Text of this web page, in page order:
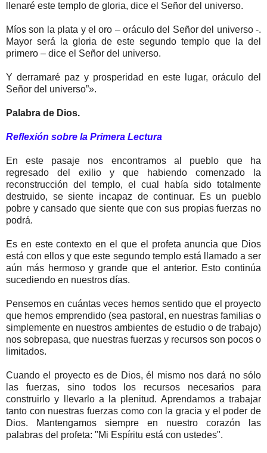
llenaré este templo de gloria, dice el Señor del universo.
Míos son la plata y el oro – oráculo del Señor del universo -.
Mayor será la gloria de este segundo templo que la del
primero – dice el Señor del universo.
Y derramaré paz y prosperidad en este lugar, oráculo del
Señor del universo”».
Palabra de Dios.
Reflexión sobre la Primera Lectura
En este pasaje nos encontramos al pueblo que ha
regresado del exilio y que habiendo comenzado la
reconstrucción del templo, el cual había sido totalmente
destruido, se siente incapaz de continuar. Es un pueblo
pobre y cansado que siente que con sus propias fuerzas no
podrá.
Es en este contexto en el que el profeta anuncia que Dios
está con ellos y que este segundo templo está llamado a ser
aún más hermoso y grande que el anterior. Esto continúa
sucediendo en nuestros días.
Pensemos en cuántas veces hemos sentido que el proyecto
que hemos emprendido (sea pastoral, en nuestras familias o
simplemente en nuestros ambientes de estudio o de trabajo)
nos sobrepasa, que nuestras fuerzas y recursos son pocos o
limitados.
Cuando el proyecto es de Dios, él mismo nos dará no sólo
las fuerzas, sino todos los recursos necesarios para
construirlo y llevarlo a la plenitud. Aprendamos a trabajar
tanto con nuestras fuerzas como con la gracia y el poder de
Dios. Mantengamos siempre en nuestro corazón las
palabras del profeta: "Mi Espíritu está con ustedes".